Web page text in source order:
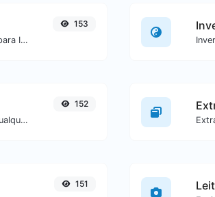
Converta facilmente arquivos de imagem JPG para ICO.
153
Converta texto para ascii ou vice-versa para qualquer entrada de texto.
152
151